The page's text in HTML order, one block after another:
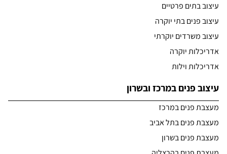
עיצוב בתים פרטיים
עיצוב פנים בתי יוקרה
עיצוב משרדים יוקרתי
אדריכלות יוקרה
אדריכלות וילות
עיצוב פנים במרכז ובשרון
מעצבת פנים במרכז
מעצבת פנים בתל אביב
מעצבת פנים בשרון